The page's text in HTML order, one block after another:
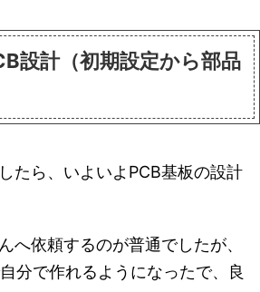
設計（初期設定から部品
たら、いよいよPCB基板の設計
へ依頼するのが普通でしたが、
分で作れるようになったで、良